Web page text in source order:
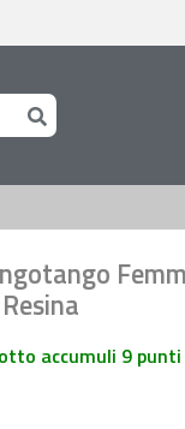
accumuli 9 punti